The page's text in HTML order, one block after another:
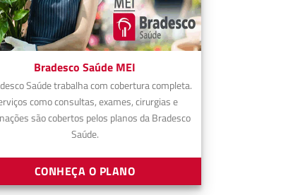
Bradesco Saúde MEI
Saúde trabalha com cobertura completa.
como consultas, exames, cirurgias e
são cobertos pelos planos da Bradesco
Saúde.
CONHEÇA O PLANO